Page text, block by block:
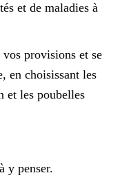
et de maladies à
provisions et se
en choisissant les
et les poubelles
y penser.